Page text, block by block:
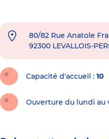
80/82 Rue Anatole
92300 LEVALLOIS-
Capacité d'accueil 10
Ouverture du lundi au